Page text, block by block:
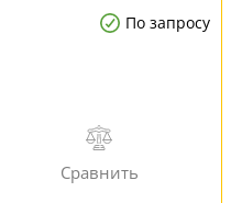
По запросу